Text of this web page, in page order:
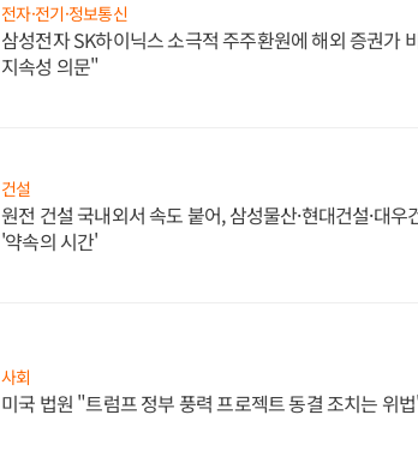
전자·전기·정보통신
삼성전자 SK하이닉스 소극적 주주환원에 해외 증권가
지속성 의문"
건설
원전 건설 국내외서 속도 붙어, 삼성물산·현대건설·대우
'약속의 시간'
사회
미국 법원 "트럼프 정부 풍력 프로젝트 동결 조치는 위